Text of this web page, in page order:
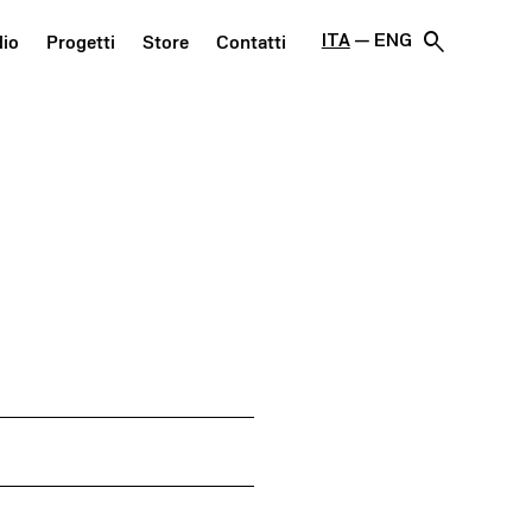
Progetti Store Contatti ITA ENG search